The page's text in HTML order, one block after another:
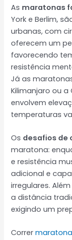
As maratonas
York e Berlim,
urbanas, com
oferecem um
favorecendo
resistência
Já as
Kilimanjaro ou a
envolvem
temperaturas
Os desafios de
maratona:
e resistência
adicional e
irregulares.
a distância
exigindo um
Correr